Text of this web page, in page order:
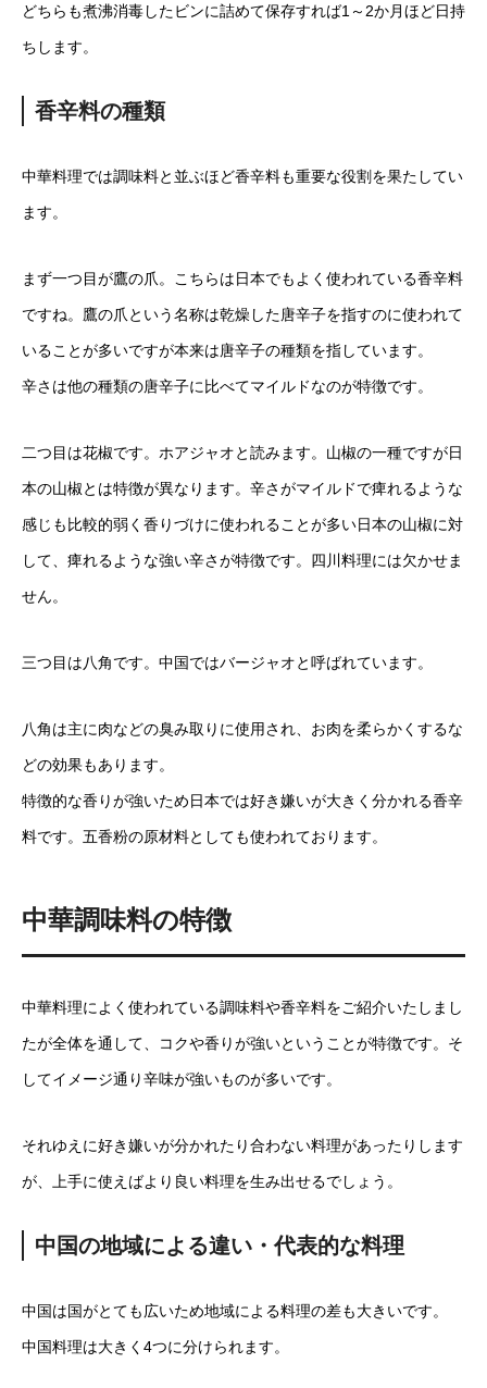
どちらも煮沸消毒したビンに詰めて保存すれば1～2か月ほど日持
ちします。
香辛料の種類
中華料理では調味料と並ぶほど香辛料も重要な役割を果たしてい
ます。
まず一つ目が鷹の爪。こちらは日本でもよく使われている香辛料
ですね。鷹の爪という名称は乾燥した唐辛子を指すのに使われて
いることが多いですが本来は唐辛子の種類を指しています。
辛さは他の種類の唐辛子に比べてマイルドなのが特徴です。
二つ目は花椒です。ホアジャオと読みます。山椒の一種ですが日
本の山椒とは特徴が異なります。辛さがマイルドで痺れるような
感じも比較的弱く香りづけに使われることが多い日本の山椒に対
して、痺れるような強い辛さが特徴です。四川料理には欠かせま
せん。
三つ目は八角です。中国ではバージャオと呼ばれています。
八角は主に肉などの臭み取りに使用され、お肉を柔らかくするな
どの効果もあります。
特徴的な香りが強いため日本では好き嫌いが大きく分かれる香辛
料です。五香粉の原材料としても使われております。
中華調味料の特徴
中華料理によく使われている調味料や香辛料をご紹介いたしまし
たが全体を通して、コクや香りが強いということが特徴です。そ
してイメージ通り辛味が強いものが多いです。
それゆえに好き嫌いが分かれたり合わない料理があったりします
が、上手に使えばより良い料理を生み出せるでしょう。
中国の地域による違い・代表的な料理
中国は国がとても広いため地域による料理の差も大きいです。
中国料理は大きく4つに分けられます。